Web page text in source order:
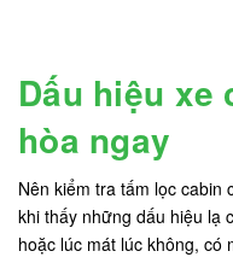
Dấu hiệu xe
hòa ngay
Nên kiểm tra tấm lọc cabin
khi thấy những dấu hiệu lạ
hoặc lúc mát lúc không, có